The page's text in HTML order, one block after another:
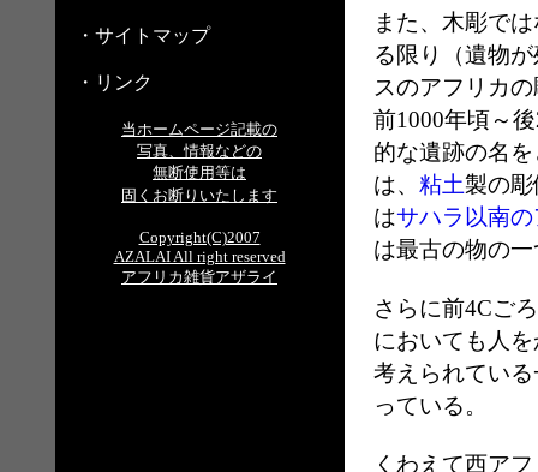
・サイトマップ
・リンク
当ホームページ記載の
写真、情報などの
無断使用等は
固くお断りいたします
Copyright(C)2007
AZALAI All right reserved
アフリカ雑貨アザライ
また、木彫で
る限り（遺物
スのアフリカ
前1000年頃～
的な遺跡の名
は、 粘土製の
はサハラ以南
は最古の物の
さらに前4Cご
においても人
考えられてい
っている。
くわえて西ア